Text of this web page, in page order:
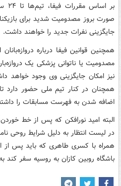
صورت بروز مصدومیت شدید برای
جایگزینی نفرات جدید را خواهند داشت.
همچنین قوانین فیفا درباره
مصدومیت یا ناتوانی پزشکی یک
نیز امکان جایگزینی وی وجود خواهد
همچنان در کنار تیم ملی حضور دارد
اضافه شدن به فهرست مسابقات را
البته امید نورافکن که پس از خط
در لیست انتظار به دلیل شرایط روحی
همراه با کسری طاهری که باید پس از
باشگاه روبین کازان به روسیه سفر کند